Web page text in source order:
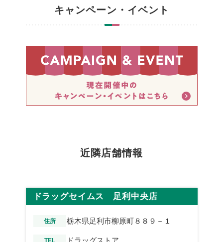
キャンペーン・イベント
近隣店舗情報
ドラッグセイムス 足利中央店
住所 栃木県足利市柳原町８８９－１
TEL
ドラッグストア